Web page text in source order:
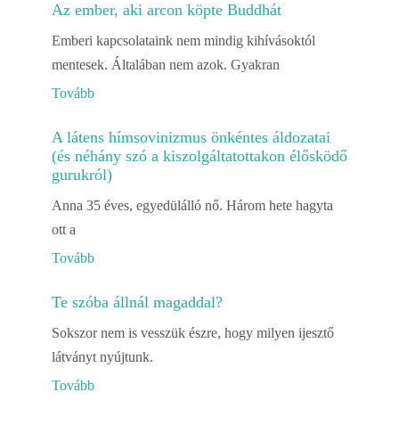
Az ember, aki arcon köpte Buddhát
Emberi kapcsolataink nem mindig kihívásoktól
mentesek. Általában nem azok. Gyakran
Tovább
A látens hímsovinizmus önkéntes áldozatai
(és néhány szó a kiszolgáltatottakon élősködő
gurukról)
Anna 35 éves, egyedülálló nő. Három hete hagyta
ott a
Tovább
Te szóba állnál magaddal?
Sokszor nem is vesszük észre, hogy milyen ijesztő
látványt nyújtunk.
Tovább